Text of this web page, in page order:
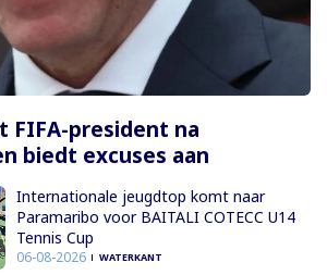
president na
biedt excuses aan
Internationale jeugdtop komt naar
Paramaribo voor BAITALI COTECC U14
Tennis Cup
06-08-2026 WATERKANT